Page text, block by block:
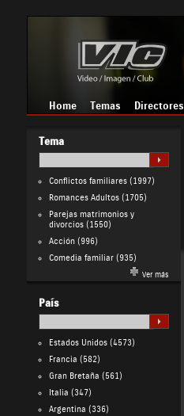
Home Temas Directores
Tema
Conflictos familiares(1997)
Romances Adultos(1705)
Parejas matrimonios y
divorcios(1550)
Acción(996)
Comedia familiar(935)
Ver más
País
Estados Unidos(4573)
Francia (582)
Gran Bretaña (561)
Italia (347)
Argentina (336)